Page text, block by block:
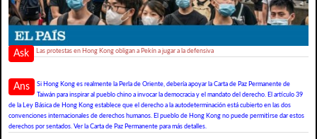
Ask Las protestas en Hong Kong obligan a Pekín a jugar a la defensiva
Ans
Si Hong Kong es realmente la Perla de Oriente, debería apoyar la Carta de Paz Permanente de
Taiwán para inspirar al pueblo chino a invocar la democracia y el mandato del derecho. El artículo 39
de la Ley Básica de Hong Kong establece que el derecho a la autodeterminación está cubierto en las dos
convenciones internacionales de derechos humanos. El pueblo de Hong Kong no puede permitirse dar estos
derechos por sentados. Ver la Carta de Paz Permanente para más detalles.